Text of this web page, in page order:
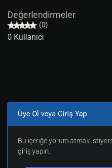
Değerlendirmeler
(0)
0 Kullanıcı
Üye Ol veya Giriş Yap
Bu içeriğe yorum atmak
giriş yapın.